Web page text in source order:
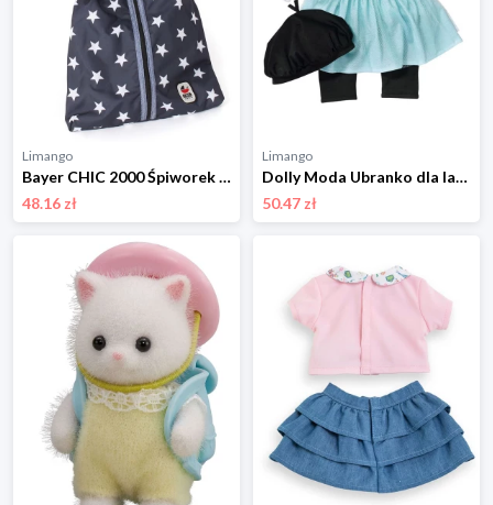
Limango
Bayer CHIC 2000 Śpiworek dla lalki - 3+ rozmiar: onesize
48.16 zł
Limango
Dolly Moda Ubranko dla lalek - 3+ rozmiar: onesize
50.47 zł